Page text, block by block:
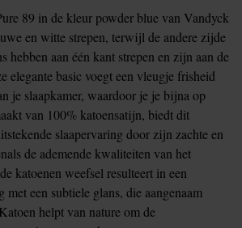
89 in de kleur powder blue van Vandyck
en witte strepen, terwijl de andere zijde
hebben aan één kant strepen en zijn aan de
elegante basic voegt een vleugje frisheid
je slaapkamer, waardoor je je bijna op
van 100% katoensatijn, biedt dit
slaapervaring door zijn zachte en
de ademende kwaliteiten van het
katoenen weefsel resulteert in een
een subtiele glans, die aangenaam
helpt van nature om de